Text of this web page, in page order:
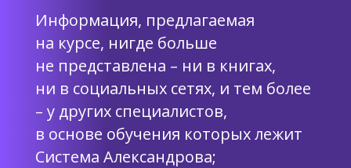
Информация, предлагаемая
на курсе, нигде больше
не представлена – ни в книгах,
ни в социальных сетях, и тем более
– у других специалистов,
в основе обучения которых лежит
Система Александрова;